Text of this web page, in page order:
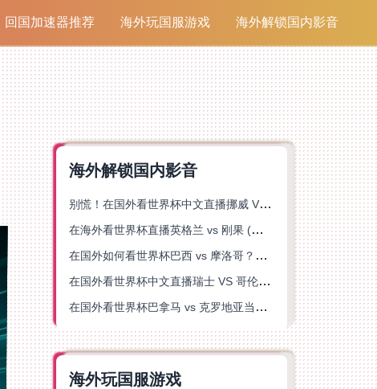
回国加速器推荐 海外玩国服游戏 海外解锁国内影音
海外解锁国内影音
别慌！在国外看世界杯中文直播挪威 VS 英格兰仅限中国大陆？这篇指南帮你搞定
在海外看世界杯直播英格兰 vs 刚果 (金)当前地区不可播放？这篇指南帮你突破所有限制
在国外如何看世界杯巴西 vs 摩洛哥？海外党专属体育观赛指南来了
在国外看世界杯中文直播瑞士 VS 哥伦比亚当前地区不可播放？这篇指南帮你搞定
在国外看世界杯巴拿马 vs 克罗地亚当前地区不可播放？这篇指南帮你轻松解决海外体育直播难题
海外玩国服游戏